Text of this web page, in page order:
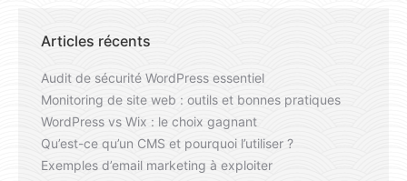
Articles récents
Audit de sécurité WordPress essentiel
Monitoring de site web : outils et bonnes pratiques
WordPress vs Wix : le choix gagnant
Qu’est-ce qu’un CMS et pourquoi l’utiliser ?
Exemples d’email marketing à exploiter